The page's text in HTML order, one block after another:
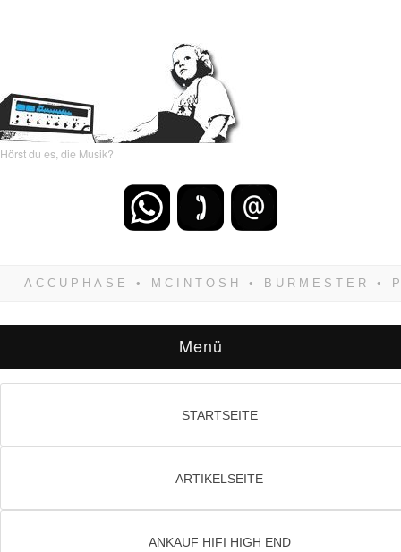
Hörst du es, die Musik?
zwangsläufig siegen! Und noch was: Hifi
Menü
STARTSEITE
ARTIKELSEITE
ANKAUF HIFI HIGH END